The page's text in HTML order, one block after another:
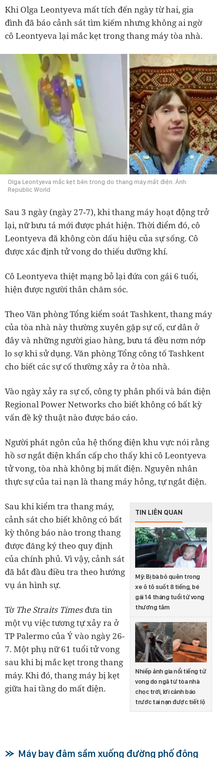
Khi Olga Leontyeva mất tích đến ngày từ hai, gia
đình đã báo cảnh sát tìm kiếm nhưng không ai ngờ
cô Leontyeva lại mắc kẹt trong thang máy tòa nhà.
Olga Leontyeva mắc kẹt bên trong do thang máy mất điện. Ảnh:
Republic World
Sau 3 ngày (ngày 27-7), khi thang máy hoạt động trở
lại, nữ bưu tá mới được phát hiện. Thời điểm đó, cô
Leontyeva đã không còn dấu hiệu của sự sống. Cô
được xác định tử vong do thiếu dưỡng khí.
Cô Leontyeva thiệt mạng bỏ lại đứa con gái 6 tuổi,
hiện được người thân chăm sóc.
Theo Văn phòng Tổng kiểm soát Tashkent, thang máy
của tòa nhà này thường xuyên gặp sự cố, cư dân ở
đây và những người giao hàng, bưu tá đều nơm nớp
lo sợ khi sử dụng. Văn phòng Tổng công tố Tashkent
cho biết các sự cố thường xảy ra ở tòa nhà.
Vào ngày xảy ra sự cố, công ty phân phối và bán điện
Regional Power Networks cho biết không có bất kỳ
vấn đề kỹ thuật nào được báo cáo.
Người phát ngôn của hệ thống điện khu vực nói rằng
hồ sơ ngắt điện khẩn cấp cho thấy khi cô Leontyeva
tử vong, tòa nhà không bị mất điện. Nguyên nhân
thực sự của tai nạn là thang máy hỏng, tự ngắt điện.
TIN LIÊN QUAN
Mỹ: Bị bà bỏ quên trong
xe ô tô suốt 8 tiếng, bé
gái 14 tháng tuổi tử vong
thương tâm
Nhiếp ảnh gia nổi tiếng tử
vong do ngã từ tòa nhà
chọc trời, lời cảnh báo
trước tai nạn được tiết lộ
Sau khi kiểm tra thang máy,
cảnh sát cho biết không có bất
kỳ thông báo nào trong thang
được đăng ký theo quy định
của chính phủ. Vì vậy, cảnh sát
đã bắt đầu điều tra theo hướng
vụ án hình sự.
TờThe Straits Timesđưa tin
một vụ việc tương tự xảy ra ở
TP Palermo của Ý vào ngày 26-
7. Một phụ nữ 61 tuổi tử vong
sau khi bị mắc kẹt trong thang
máy. Khi đó, thang máy bị kẹt
giữa hai tầng do mất điện.
Máy bay đâm sầm xuống đường phố đông